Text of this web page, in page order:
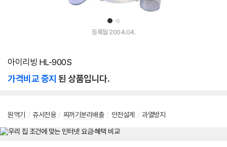
1 2
등록월 2004.04.
아이리빙 HL-900S
가격비교 중지 된 상품입니다.
원액기 / 쥬서전용 / 찌꺼기분리배출 / 안전설계 / 과열방지